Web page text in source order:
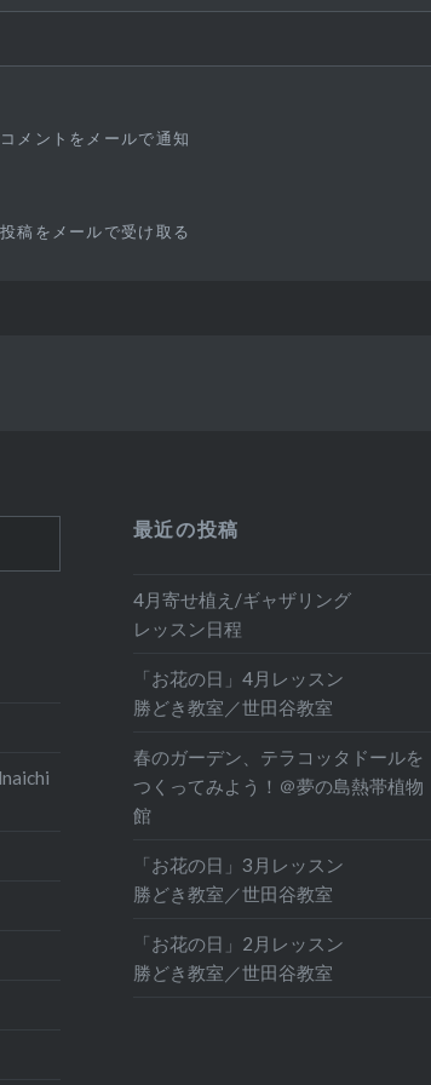
メントをメールで通知
稿をメールで受け取る
最近の投稿
4月寄せ植え/ギャザリング
レッスン日程
「お花の日」4月レッスン
勝どき教室／世田谷教室
春のガーデン、テラコッタドールを
つくってみよう！＠夢の島熱帯植物
館
「お花の日」3月レッスン
勝どき教室／世田谷教室
「お花の日」2月レッスン
勝どき教室／世田谷教室